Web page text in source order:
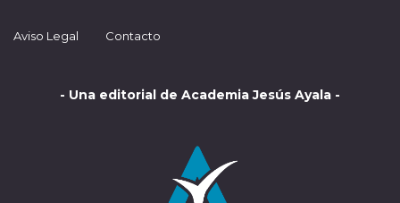
Aviso Legal Contacto
- Una editorial de Academia Jesús Ayala -